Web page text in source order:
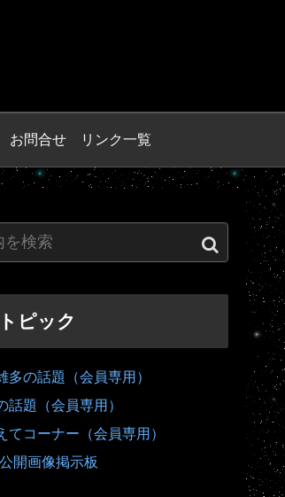
お問合せ リンク一覧
ピック
多の話題（会員専用）
話題（会員専用）
てコーナー（会員専用）
開画像掲示板